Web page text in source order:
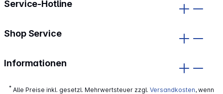
Service-Hotline
Shop Service
Informationen
* Alle Preise inkl. gesetzl. Mehrwertsteuer zzgl. Versandkosten, wenn